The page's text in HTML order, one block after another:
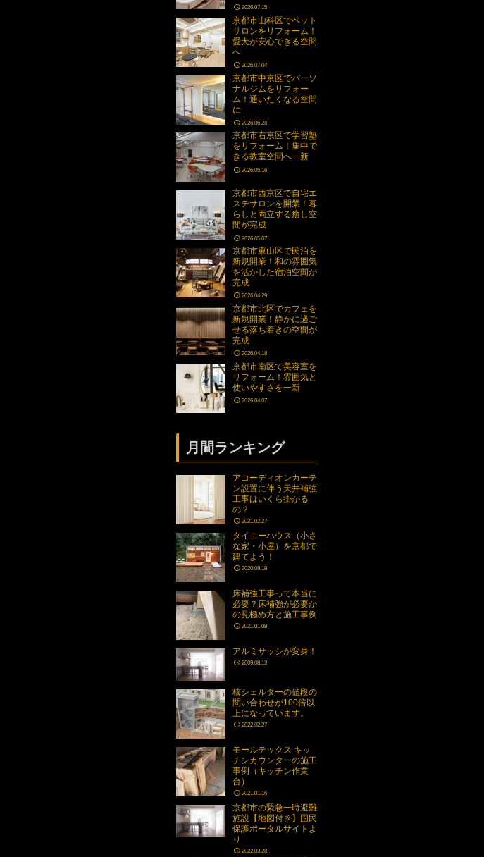
2026.07.15
京都市山科区でペット
サロンをリフォーム！
愛犬が安心できる空間
へ
2026.07.04
京都市中京区でパーソ
ナルジムをリフォー
ム！通いたくなる空間
に
2026.06.28
京都市右京区で学習塾
をリフォーム！集中で
きる教室空間へ一新
2026.05.16
京都市西京区で自宅エ
ステサロンを開業！暮
らしと両立する癒し空
間が完成
2026.05.07
京都市東山区で民泊を
新規開業！和の雰囲気
を活かした宿泊空間が
完成
2026.04.29
京都市北区でカフェを
新規開業！静かに過ご
せる落ち着きの空間が
完成
2026.04.18
京都市南区で美容室を
リフォーム！雰囲気と
使いやすさを一新
2026.04.07
月間ランキング
アコーディオンカーテ
ン設置に伴う天井補強
工事はいくら掛かる
の？
2021.02.27
タイニーハウス（小さ
な家・小屋）を京都で
建てよう！
2020.09.19
床補強工事って本当に
必要？床補強が必要か
の見極め方と施工事例
2021.01.09
アルミサッシが変身！
2009.08.13
核シェルターの値段の
問い合わせが100倍以
上になっています。
2022.02.27
モールテックス キッ
チンカウンターの施工
事例（キッチン作業
台）
2021.01.16
京都市の緊急一時避難
施設【地図付き】国民
保護ポータルサイトよ
り
2022.03.28